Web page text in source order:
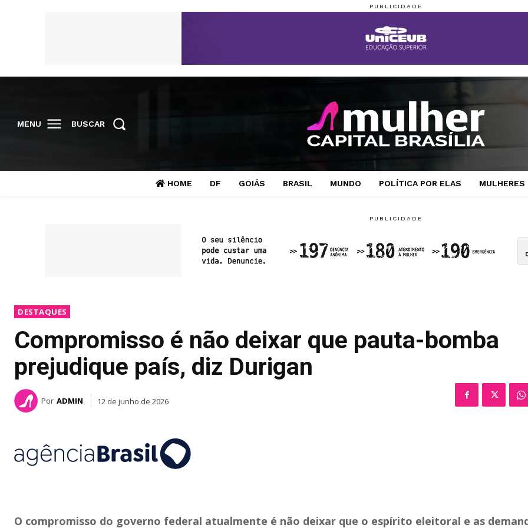
MENU BUSCAR
HOME DF GOIÁS BRASIL MUNDO POLÍTICA POR ELAS MULHERES
DESTAQUES
Compromisso é não deixar que pauta-bomba
prejudique país, diz Durigan
Por ADMIN 12 de junho de 2026
O compromisso do governo federal atualmente é não deixar que o espírito eleitoral e as